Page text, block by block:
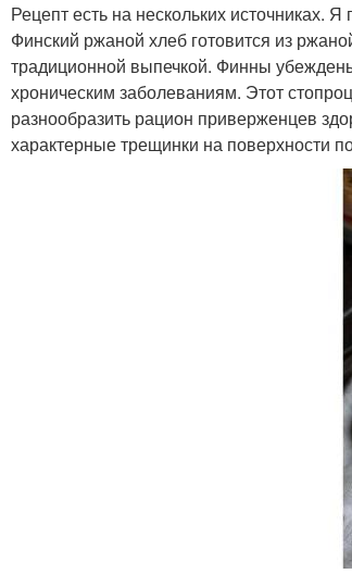
Рецепт есть на нескольких источниках.
Финский ржаной хлеб готовится из
традиционной выпечкой. Финны
хроническим заболеваниям. Этот
разнообразить рацион приверженцев
характерные трещинки на поверхности